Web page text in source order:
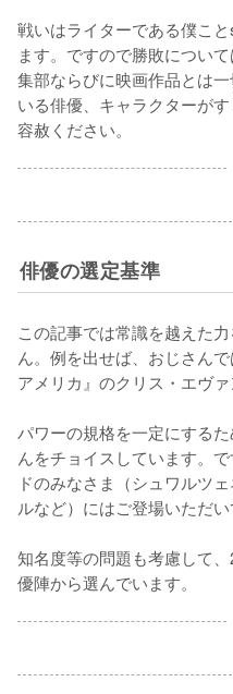
戦いはライターである僕こ
ます。ですので勝敗につい
集部ならびに映画作品とは
いる俳優、キャラクターが
容赦ください。
俳優の選定基準
この記事では常識を越えた
ん。例を出せば、おじさん
アメリカ』のクリス・エヴ
パワーの規格を一定にする
んをチョイスしています。
ドのみなさま（シュワルツ
ルなど）にはご登場いただい
知名度等の問題も考慮して
優陣から選んでいます。